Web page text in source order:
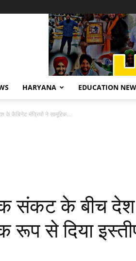
HARYANA EDUCATION
के कैबिनेट मंत्रियों ने सामूहिक...
संकट के बीच
रूप से दिया